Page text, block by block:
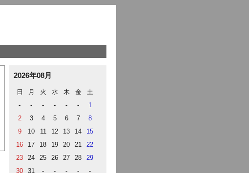
2026年08月
日 月 火 水 木 金
土
-
- - - - -
1
2
3 4 5 6 7
8
9
10 11 12 13 14
15
16
17 18 19 20 21
22
23
24 25 26 27 28
29
30
31 - - - - -